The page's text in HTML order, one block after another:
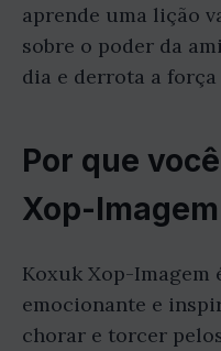
aprende uma lição
sobre o poder da
dia e derrota a
Por que
Xop-Imagem
Koxuk Xop-
emocionante e
chorar e torcer